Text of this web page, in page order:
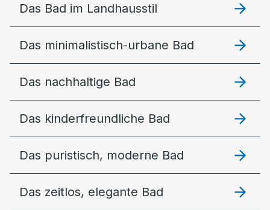
Das Bad im Landhausstil
Das minimalistisch-urbane Bad
Das nachhaltige Bad
Das kinderfreundliche Bad
Das puristisch, moderne Bad
Das zeitlos, elegante Bad